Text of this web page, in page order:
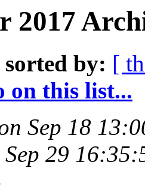
2017
sorted by: [
on this list...
Sep 18
29